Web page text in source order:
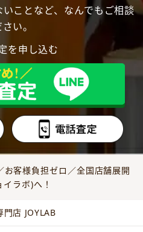
ことなど、なんでもご相談
い。
を申し込む
客様負担ゼロ／全国店舗展開
ラボ)へ！
門店 JOYLAB